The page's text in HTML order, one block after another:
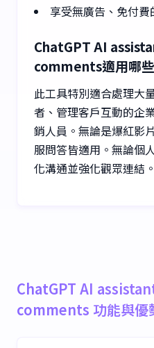
享受無廣告、免付
ChatGPT AI
comments適用哪
此工具特別適合處理大
者、管理客戶互動的企
銷人員。無論是爆紅影
服問答皆適用。無論個
化溝通並強化觀眾連結。
ChatGPT AI
comments 功能與優